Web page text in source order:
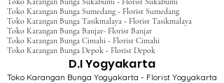
Toko Karangan Bunga Sumedang - Florist Sumedang
Toko Karangan Bunga Tasikmalaya - Florist Tasikmalaya
Toko Karangan Bunga Banjar- Florist Banjar
Toko Karangan Bunga Cimahi - Florist Cimahi
Toko Karangan Bunga Depok - Florist Depok
D.I Yogyakarta
Toko Karangan Bunga Yogyakarta - Florist Yogyakarta